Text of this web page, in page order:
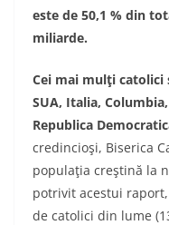
este de 50,1 % din
miliarde.
Cei mai mulţi catolici
SUA, Italia,
Republica
credincioşi, Biserica
populaţia creştină la
potrivit acestui
de catolici din lume